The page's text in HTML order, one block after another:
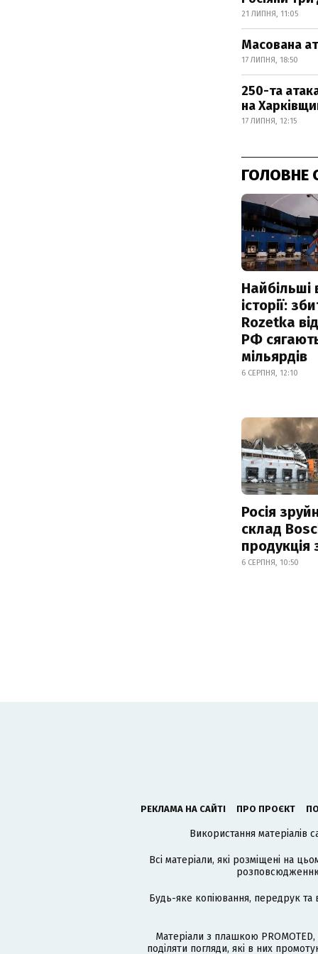
21 ЛИПНЯ, 11:05
Масована
17 ЛИПНЯ, 18:50
250-та
на
17 ЛИПНЯ, 12:15
ГОЛОВНЕ
Найбільші
історії:
Rozetka
РФ
мільярдів
6 СЕРПНЯ, 12:10
Росія
склад
6 СЕРПНЯ, 10:50
РЕКЛАМА НА САЙТІ ПРО ПРОЄКТ
Використання матеріалів
Всі матеріали, які розміщені на
розповсюдженню
Будь-яке копіювання, передрук та
Матеріали з плашкою
поділяти погляди, які в них